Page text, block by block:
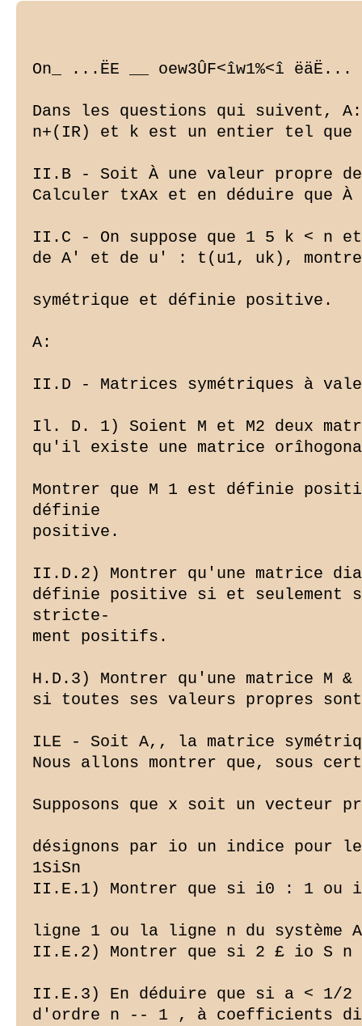
On_ ...ËE __ oew3ÛF<îw1%<î
Dans les questions qui suivent,
n+(IR) et k est un entier tel
II.B - Soit À une valeur propre
Calculer txAx et en déduire
II.C - On suppose que 1 5 k <
de A' et de u' : t(u1, uk),
symétrique et définie positive.
A:
II.D - Matrices symétriques à
Il. D. 1) Soient M et M2 deux
qu'il existe une matrice
Montrer que M 1 est définie
définie
positive.
II.D.2) Montrer qu'une matrice
définie positive si et seulement
stricte-
ment positifs.
H.D.3) Montrer qu'une matrice M
si toutes ses valeurs propres
ILE - Soit A,, la matrice
Nous allons montrer que, sous
Supposons que x soit un vecteur
désignons par io un indice
1SiSn
II.E.1) Montrer que si i0 : 1 ou
ligne 1 ou la ligne n du système
II.E.2) Montrer que si 2 £ io S
II.E.3) En déduire que si a < 1/
d'ordre n -- 1 , à coefficients